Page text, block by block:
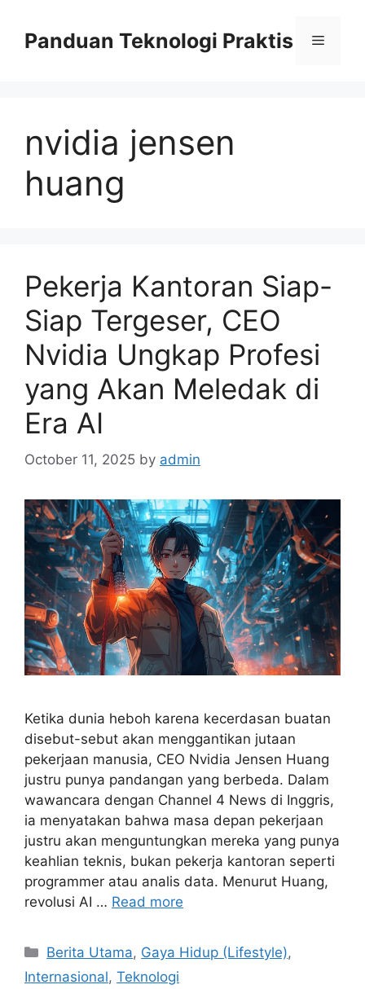
contentPanduan Teknologi Praktis Menu
nvidia jensen
huang
Pekerja Kantoran Siap-
Siap Tergeser, CEO
Nvidia Ungkap Profesi
yang Akan Meledak di
Era AI
October 11, 2025 by admin
Ketika dunia heboh karena kecerdasan buatan
disebut-sebut akan menggantikan jutaan
pekerjaan manusia, CEO Nvidia Jensen Huang
justru punya pandangan yang berbeda. Dalam
wawancara dengan Channel 4 News di Inggris,
ia menyatakan bahwa masa depan pekerjaan
justru akan menguntungkan mereka yang punya
keahlian teknis, bukan pekerja kantoran seperti
programmer atau analis data. Menurut Huang,
revolusi AI … Read more
C
a
Berita Utama, Gaya Hidup (Lifestyle),
Internasional, Teknologi